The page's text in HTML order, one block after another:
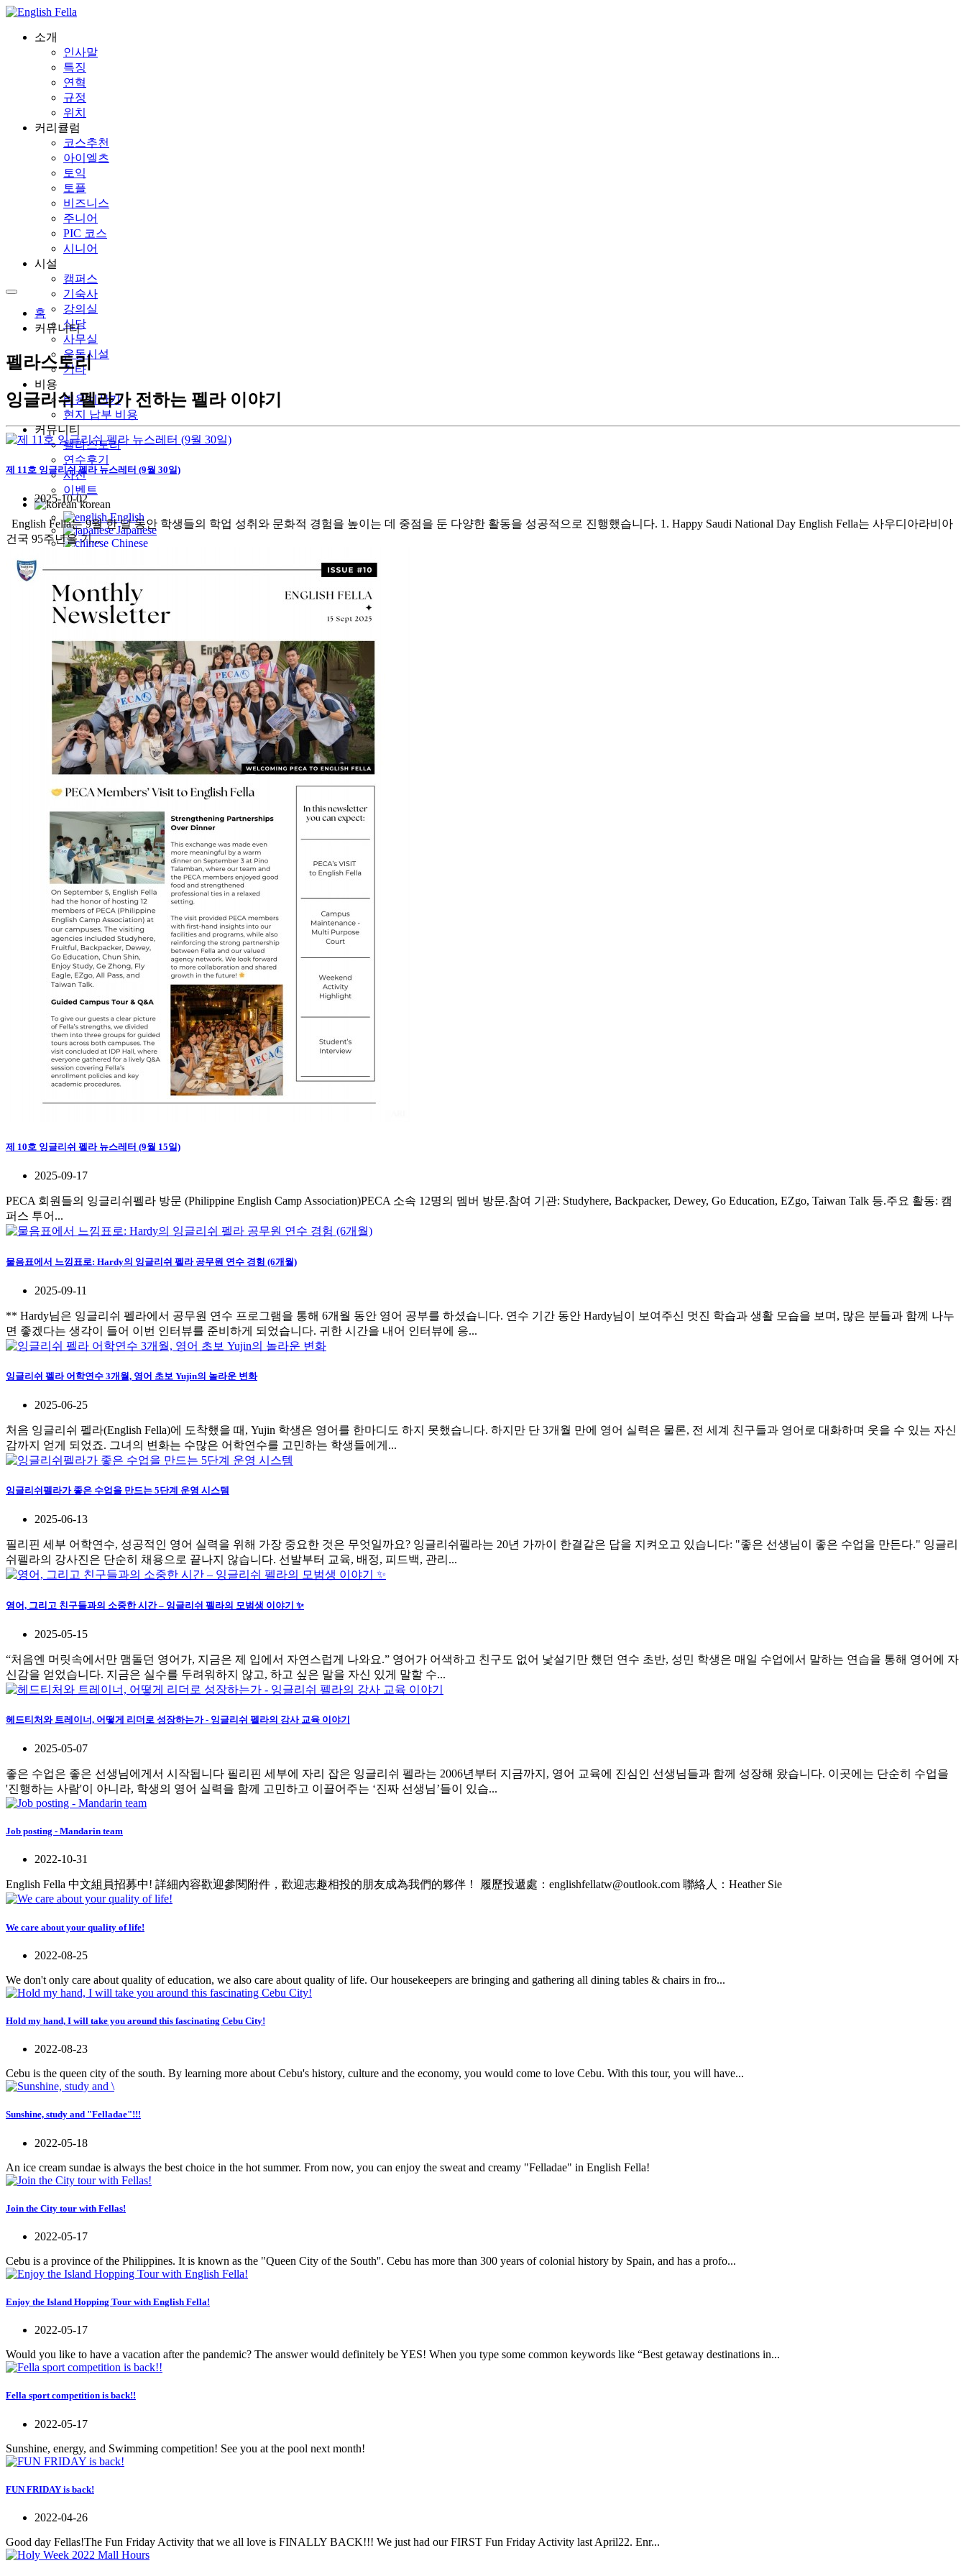
소개
인사말
특징
연혁
규정
위치
커리큘럼
코스추천
아이엘츠
토익
토플
비즈니스
주니어
PIC 코스
시니어
시설
캠퍼스
기숙사
강의실
식당
사무실
운동시설
기타
비용
비용계산기
현지 납부 비용
커뮤니티
펠라스토리
연수후기
사진
이벤트
korean
English
Japanese
Chinese
Vietnamese
Arabic
Mongolian
홈
커뮤니티
펠라스토리
잉글리쉬 펠라가 전하는 펠라 이야기
제 11호 잉글리쉬 펠라 뉴스레터 (9월 30일)
2025-10-02
English Fella는 9월 한 달 동안 학생들의 학업 성취와 문화적 경험을 높이는 데 중점을 둔 다양한 활동을 성공적으로 진행했습니다. 1. Happy Saudi National Day English Fella는 사우디아라비아
건국 95주년을 기...
제 10호 잉글리쉬 펠라 뉴스레터 (9월 15일)
2025-09-17
PECA 회원들의 잉글리쉬펠라 방문 (Philippine English Camp Association)PECA 소속 12명의 멤버 방문.참여 기관: Studyhere, Backpacker, Dewey, Go Education, EZgo, Taiwan Talk 등.주요 활동: 캠
퍼스 투어...
물음표에서 느낌표로: Hardy의 잉글리쉬 펠라 공무원 연수 경험 (6개월)
2025-09-11
** Hardy님은 잉글리쉬 펠라에서 공무원 연수 프로그램을 통해 6개월 동안 영어 공부를 하셨습니다. 연수 기간 동안 Hardy님이 보여주신 멋진 학습과 생활 모습을 보며, 많은 분들과 함께 나누
면 좋겠다는 생각이 들어 이번 인터뷰를 준비하게 되었습니다. 귀한 시간을 내어 인터뷰에 응...
잉글리쉬 펠라 어학연수 3개월, 영어 초보 Yujin의 놀라운 변화
2025-06-25
처음 잉글리쉬 펠라(English Fella)에 도착했을 때, Yujin 학생은 영어를 한마디도 하지 못했습니다. 하지만 단 3개월 만에 영어 실력은 물론, 전 세계 친구들과 영어로 대화하며 웃을 수 있는 자신
감까지 얻게 되었죠. 그녀의 변화는 수많은 어학연수를 고민하는 학생들에게...
잉글리쉬펠라가 좋은 수업을 만드는 5단계 운영 시스템
2025-06-13
필리핀 세부 어학연수, 성공적인 영어 실력을 위해 가장 중요한 것은 무엇일까요? 잉글리쉬펠라는 20년 가까이 한결같은 답을 지켜오고 있습니다: "좋은 선생님이 좋은 수업을 만든다." 잉글리
쉬펠라의 강사진은 단순히 채용으로 끝나지 않습니다. 선발부터 교육, 배정, 피드백, 관리...
영어, 그리고 친구들과의 소중한 시간 – 잉글리쉬 펠라의 모범생 이야기 ✨
2025-05-15
“처음엔 머릿속에서만 맴돌던 영어가, 지금은 제 입에서 자연스럽게 나와요.” 영어가 어색하고 친구도 없어 낯설기만 했던 연수 초반, 성민 학생은 매일 수업에서 말하는 연습을 통해 영어에 자
신감을 얻었습니다. 지금은 실수를 두려워하지 않고, 하고 싶은 말을 자신 있게 말할 수...
헤드티처와 트레이너, 어떻게 리더로 성장하는가 - 잉글리쉬 펠라의 강사 교육 이야기
2025-05-07
좋은 수업은 좋은 선생님에게서 시작됩니다 필리핀 세부에 자리 잡은 잉글리쉬 펠라는 2006년부터 지금까지, 영어 교육에 진심인 선생님들과 함께 성장해 왔습니다. 이곳에는 단순히 수업을
'진행하는 사람'이 아니라, 학생의 영어 실력을 함께 고민하고 이끌어주는 ‘진짜 선생님’들이 있습...
Job posting - Mandarin team
2022-10-31
English Fella 中文組員招募中! 詳細內容歡迎參閱附件，歡迎志趣相投的朋友成為我們的夥伴！ 履歷投遞處：englishfellatw@outlook.com 聯絡人：Heather Sie
We care about your quality of life!
2022-08-25
We don't only care about quality of education, we also care about quality of life. Our housekeepers are bringing and gathering all dining tables & chairs in fro...
Hold my hand, I will take you around this fascinating Cebu City!
2022-08-23
Cebu is the queen city of the south. By learning more about Cebu's history, culture and the economy, you would come to love Cebu. With this tour, you will have...
Sunshine, study and "Felladae"!!!
2022-05-18
An ice cream sundae is always the best choice in the hot summer. From now, you can enjoy the sweat and creamy "Felladae" in English Fella!
Join the City tour with Fellas!
2022-05-17
Cebu is a province of the Philippines. It is known as the "Queen City of the South''. Cebu has more than 300 years of colonial history by Spain, and has a profo...
Enjoy the Island Hopping Tour with English Fella!
2022-05-17
Would you like to have a vacation after the pandemic? The answer would definitely be YES! When you type some common keywords like “Best getaway destinations in...
Fella sport competition is back!!
2022-05-17
Sunshine, energy, and Swimming competition! See you at the pool next month!
FUN FRIDAY is back!
2022-04-26
Good day Fellas!The Fun Friday Activity that we all love is FINALLY BACK!!! We just had our FIRST Fun Friday Activity last April22. Enr...